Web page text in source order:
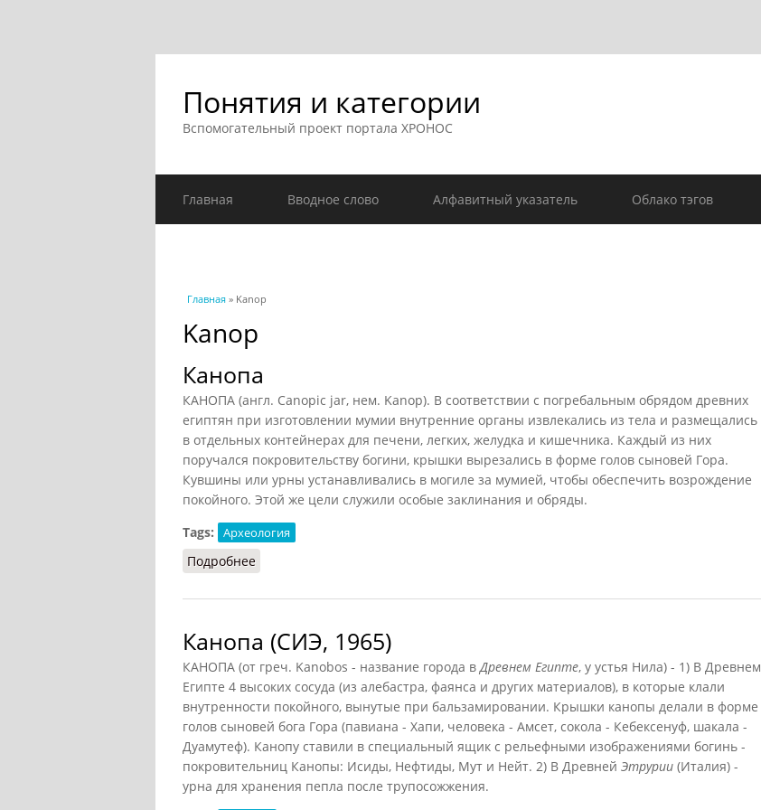
Понятия и категории
Вспомогательный проект портала ХРОНОС
Главная Вводное слово Алфавитный указатель Облако тэгов
Вы здесь
Главная » Kanop
Kanop
Канопа
КАНОПА (англ. Canopic jar, нем. Kanop). В соответствии с погребальным обрядом древних
египтян при изготовлении мумии внутренние органы извлекались из тела и размещались
в отдельных контейнерах для печени, легких, желудка и кишечника. Каждый из них
поручался покровительству богини, крышки вырезались в форме голов сыновей Гора.
Кувшины или урны устанавливались в могиле за мумией, чтобы обеспечить возрождение
покойного. Этой же цели служили особые заклинания и обряды.
Tags:
Археология
Подробнее
Канопа (СИЭ, 1965)
КАНОПА (от греч. Kanobos - название города вДревнем Египте, у устья Нила) - 1) В Древнем
Египте 4 высоких сосуда (из алебастра, фаянса и других материалов), в которые клали
внутренности покойного, вынутые при бальзамировании. Крышки канопы делали в форме
голов сыновей бога Гора (павиана - Хапи, человека - Амсет, сокола - Кебексенуф, шакала -
Дуамутеф). Канопу ставили в специальный ящик с рельефными изображениями богинь -
покровительниц Канопы: Исиды, Нефтиды, Мут и Нейт. 2) В Древней Этрурии (Италия) -
урна для хранения пепла после трупосожжения.